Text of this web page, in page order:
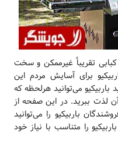
تقریباً غیرممکن و سخت
برای آسایش مردم این
می‌توانید هرلحظه که
لذت ببرید. در این صفحه از
باربیکیو را می‌توانید
را متناسب با نیاز خود